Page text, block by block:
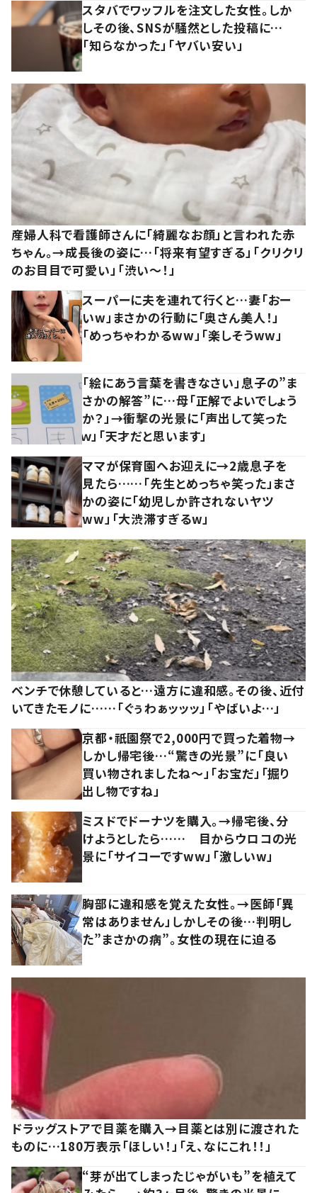
スタバでワッフルを注文した女性。しか
しその後、SNSが騒然とした投稿に…
「知らなかった」「ヤバい安い」
産婦人科で看護師さんに「綺麗なお顔」と言われた赤
ちゃん。→成長後の姿に…「将来有望すぎる」「クリクリ
のお目目で可愛い」「渋い～！」
スーパーに夫を連れて行くと…妻「おー
いw」まさかの行動に「奥さん美人！」
「めっちゃわかるww」「楽しそうww」
「絵にあう言葉を書きなさい」息子の”ま
さかの解答”に…母「正解でよいでしょう
か？」→衝撃の光景に「声出して笑った
ｗ」「天才だと思います」
ママが保育園へお迎えに→2歳息子を
見たら……「先生とめっちゃ笑った」まさ
かの姿に「幼児しか許されないヤツ
ww」「大渋滞すぎるw」
ベンチで休憩していると…遠方に違和感。その後、近付
いてきたモノに……「ぐぅわぁッッッ」「やばいよ…」
京都・祇園祭で2,000円で買った着物→
しかし帰宅後…“驚きの光景”に「良い
買い物されましたね～」「お宝だ」「掘り
出し物ですね」
ミスドでドーナツを購入。→帰宅後、分
けようとしたら…… 目からウロコの光
景に「サイコーですww」「激しいw」
胸部に違和感を覚えた女性。→医師「異
常はありません」しかしその後…判明し
た”まさかの病”。女性の現在に迫る
ドラッグストアで目薬を購入→目薬とは別に渡された
ものに…180万表示「ほしい！」「え、なにこれ！！」
“芽が出てしまったじゃがいも”を植えて